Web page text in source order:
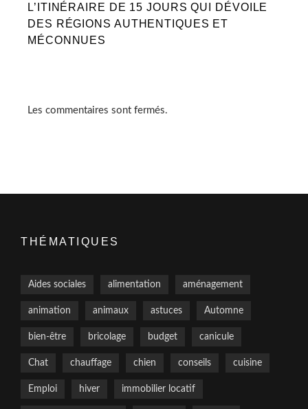
L’ITINÉRAIRE DE 15 JOURS QUI DÉVOILE
DES RÉGIONS AUTHENTIQUES ET
MÉCONNUES
Les commentaires sont fermés.
THÉMATIQUES
Aides sociales alimentation aménagement
animation animaux astuces Automne
bien-être bricolage budget canicule
Chat chauffage chien conseils cuisine
Emploi hiver immobilier locatif